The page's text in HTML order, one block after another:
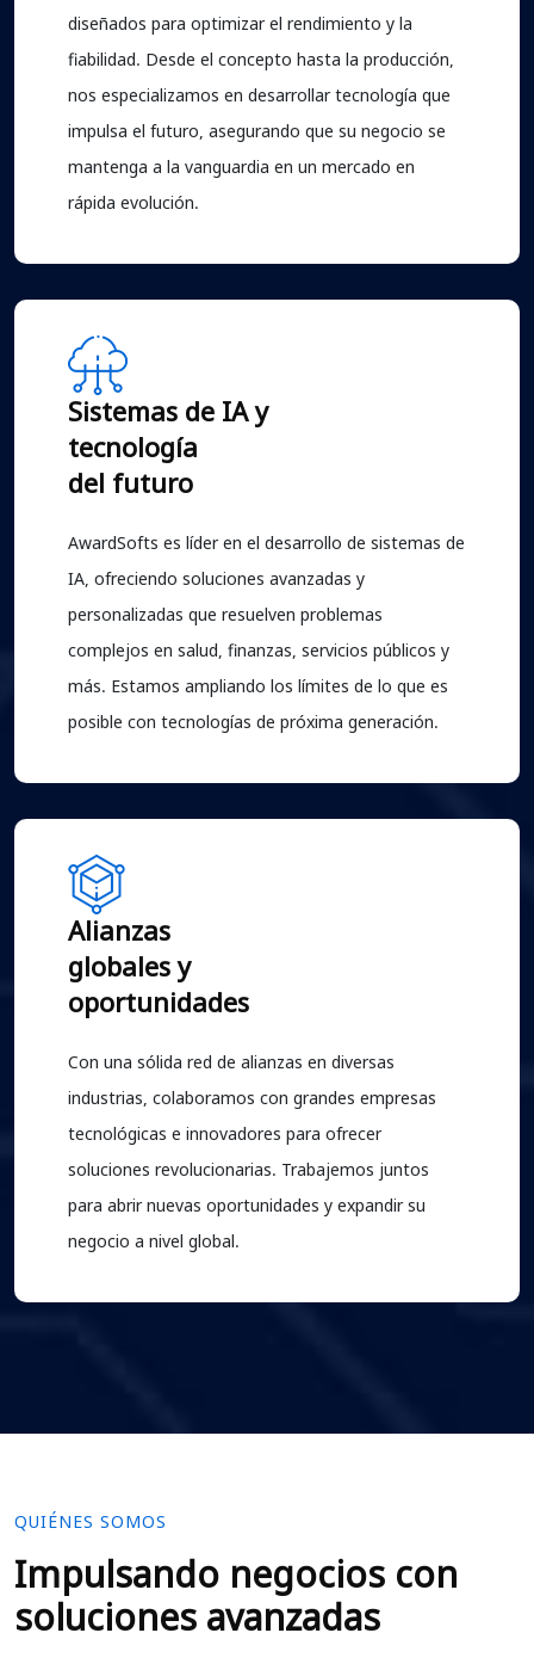
diseñados para optimizar el rendimiento y la
fiabilidad. Desde el concepto hasta la producción,
nos especializamos en desarrollar tecnología que
impulsa el futuro, asegurando que su negocio se
mantenga a la vanguardia en un mercado en
rápida evolución.
Sistemas de IA y
tecnología
del futuro
AwardSofts es líder en el desarrollo de sistemas de
IA, ofreciendo soluciones avanzadas y
personalizadas que resuelven problemas
complejos en salud, finanzas, servicios públicos y
más. Estamos ampliando los límites de lo que es
posible con tecnologías de próxima generación.
Alianzas
globales y
oportunidades
Con una sólida red de alianzas en diversas
industrias, colaboramos con grandes empresas
tecnológicas e innovadores para ofrecer
soluciones revolucionarias. Trabajemos juntos
para abrir nuevas oportunidades y expandir su
negocio a nivel global.
QUIÉNES SOMOS
Impulsando negocios con
soluciones avanzadas